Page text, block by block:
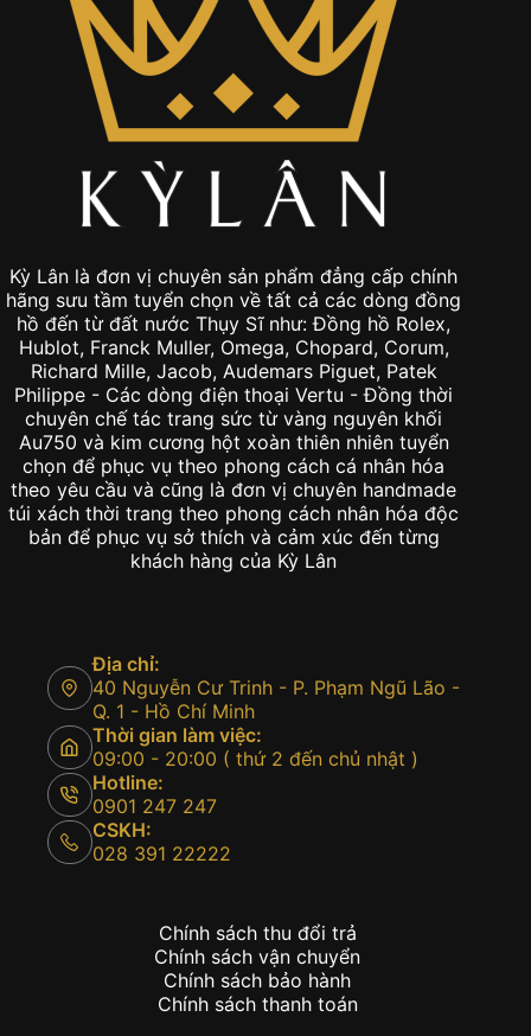
Kỳ Lân là đơn vị chuyên sản phẩm đẳng cấp chính
hãng sưu tầm tuyển chọn về tất cả các dòng đồng
hồ đến từ đất nước Thụy Sĩ như: Đồng hồ Rolex,
Hublot, Franck Muller, Omega, Chopard, Corum,
Richard Mille, Jacob, Audemars Piguet, Patek
Philippe - Các dòng điện thoại Vertu - Đồng thời
chuyên chế tác trang sức từ vàng nguyên khối
Au750 và kim cương hột xoàn thiên nhiên tuyển
chọn để phục vụ theo phong cách cá nhân hóa
theo yêu cầu và cũng là đơn vị chuyên handmade
túi xách thời trang theo phong cách nhân hóa độc
bản để phục vụ sở thích và cảm xúc đến từng
khách hàng của Kỳ Lân
Địa chỉ:
40 Nguyễn Cư Trinh - P. Phạm Ngũ Lão -
Q. 1 - Hồ Chí Minh
Thời gian làm việc:
09:00 - 20:00 ( thứ 2 đến chủ nhật )
Hotline:
0901 247 247
CSKH:
028 391 22222
Chính sách thu đổi trả
Chính sách vận chuyển
Chính sách bảo hành
Chính sách thanh toán